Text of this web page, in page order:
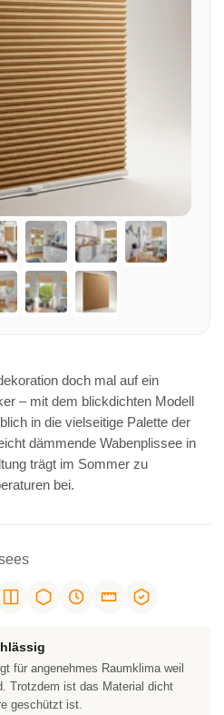
doch mal auf ein
– mit dem blickdichten Modell
in die vielseitige Palette der
dämmende Wabenplissee in
trägt im Sommer zu
bei.
für angenehmes Raumklima weil
Trotzdem ist das Material dicht
geschützt ist.